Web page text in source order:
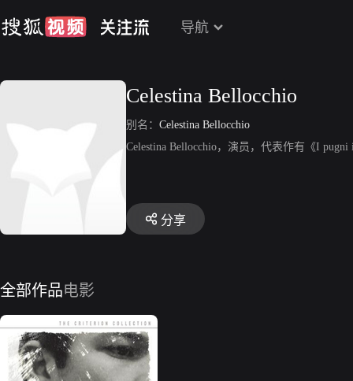
导航
Celestina Bellocchio
别名： Celestina Bellocchio
Celestina Bellocchio，演员，代表作有《I pugni
分享
全部作品电影